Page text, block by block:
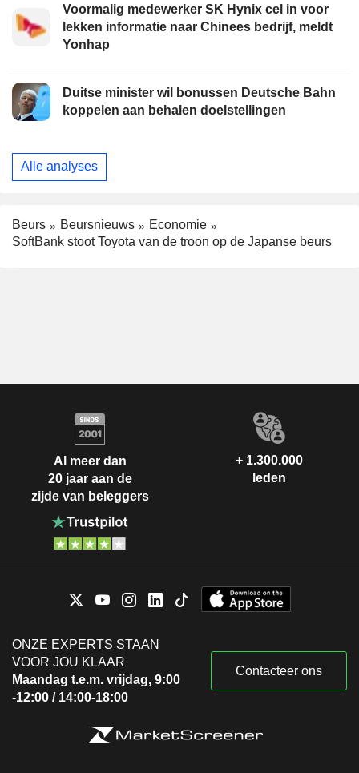
Voormalig medewerker SK Hynix cel in voor
lekken informatie naar Chinees bedrijf, meldt
Yonhap
Duitse minister wil bonussen Deutsche Bahn
koppelen aan behalen doelstellingen
Alle analyses
Beurs Beursnieuws
Economie
SoftBank stoot Toyota van de troon op de Japanse beurs
Al meer dan
20 jaar aan de
zijde van beleggers
+ 1.300.000
leden
ONZE EXPERTS STAAN
VOOR JOU KLAAR
Maandag t.e.m. vrijdag, 9:00
-12:00 / 14:00-18:00
Contacteer ons